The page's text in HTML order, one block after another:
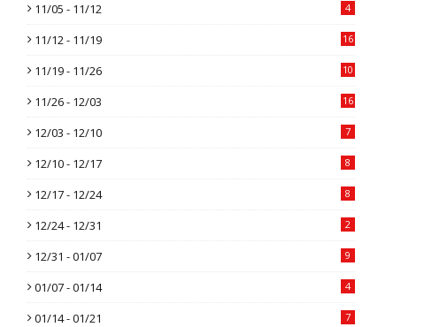
11/05 - 11/12 4
11/12 - 11/19 16
11/19 - 11/26 10
11/26 - 12/03 16
12/03 - 12/10 7
12/10 - 12/17 8
12/17 - 12/24 8
12/24 - 12/31 2
12/31 - 01/07 9
01/07 - 01/14 4
01/14 - 01/21 7